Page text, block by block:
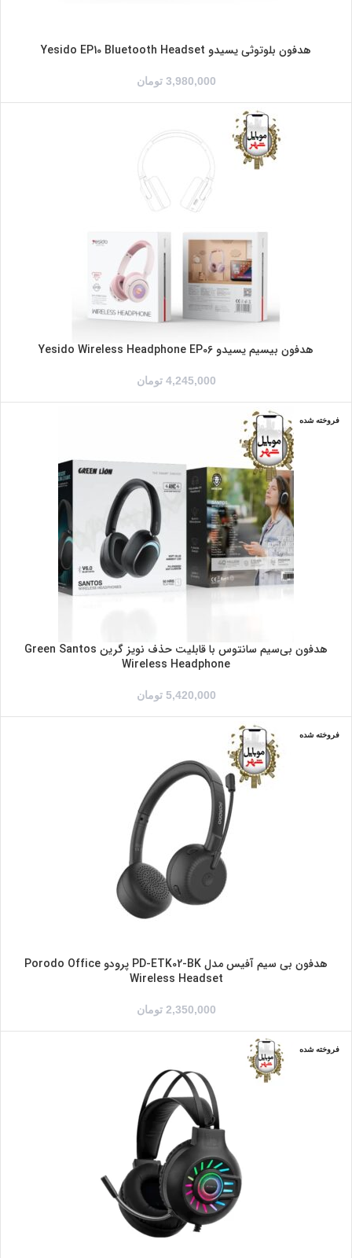
هدفون بلوتوثی یسیدو Yesido EP10 Bluetooth Headset
3,980,000 تومان
هدفون بیسیم یسیدو Yesido Wireless Headphone EP06
4,245,000 تومان
فروخته شده
هدفون بی‌سیم سانتوس با قابلیت حذف نویز گرین Green Santos
Wireless Headphone
5,420,000 تومان
فروخته شده
هدفون بی سیم آفیس مدل PD-ETK02-BK پرودو Porodo Office
Wireless Headset
2,350,000 تومان
فروخته شده